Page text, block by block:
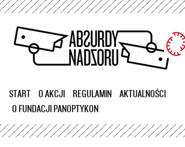
Przejdź
treści
START O AKCJI REGULAMIN
AKTUALNOŚCI
O FUNDACJI PANOPTYKON